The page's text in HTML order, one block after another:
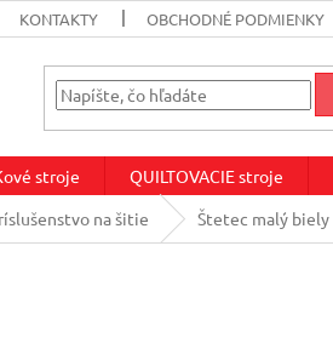
KONTAKTY OBCHODNÉ PODMIENKY
stroje QUILTOVACIE stroje
na šitie Štetec malý biely